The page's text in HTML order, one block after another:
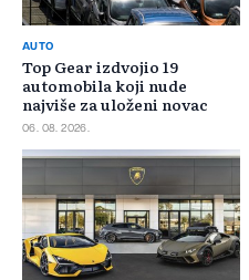
AUTO
Top Gear izdvojio 19
automobila koji nude
najviše za uloženi novac
06. 08. 2026.